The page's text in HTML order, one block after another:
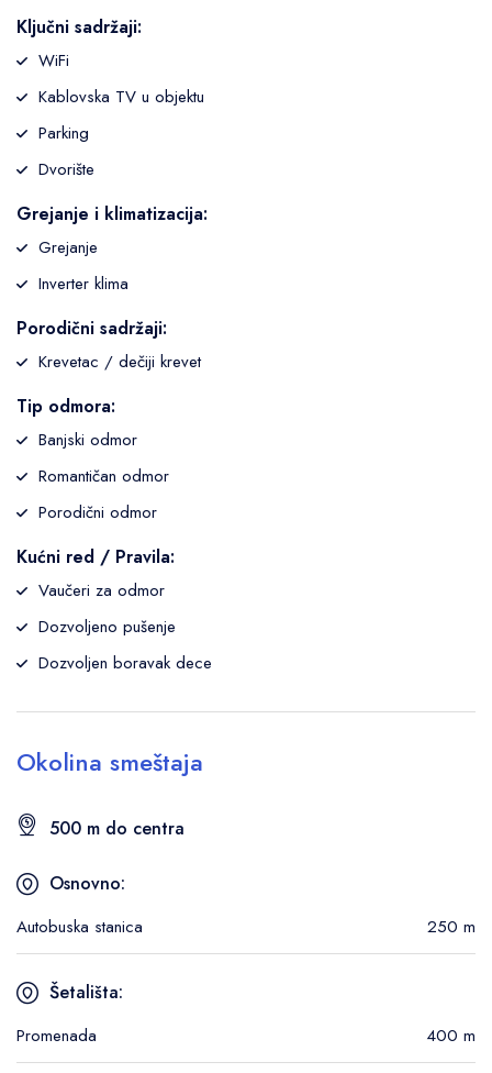
Ključni sadržaji:
WiFi
Kablovska TV u objektu
Parking
Dvorište
Grejanje i klimatizacija:
Grejanje
Inverter klima
Porodični sadržaji:
Krevetac / dečiji krevet
Tip odmora:
Banjski odmor
Romantičan odmor
Porodični odmor
Kućni red / Pravila:
Vaučeri za odmor
Dozvoljeno pušenje
Dozvoljen boravak dece
Okolina smeštaja
500 m do centra
Osnovno:
Autobuska stanica 250 m
Šetališta:
Promenada 400 m